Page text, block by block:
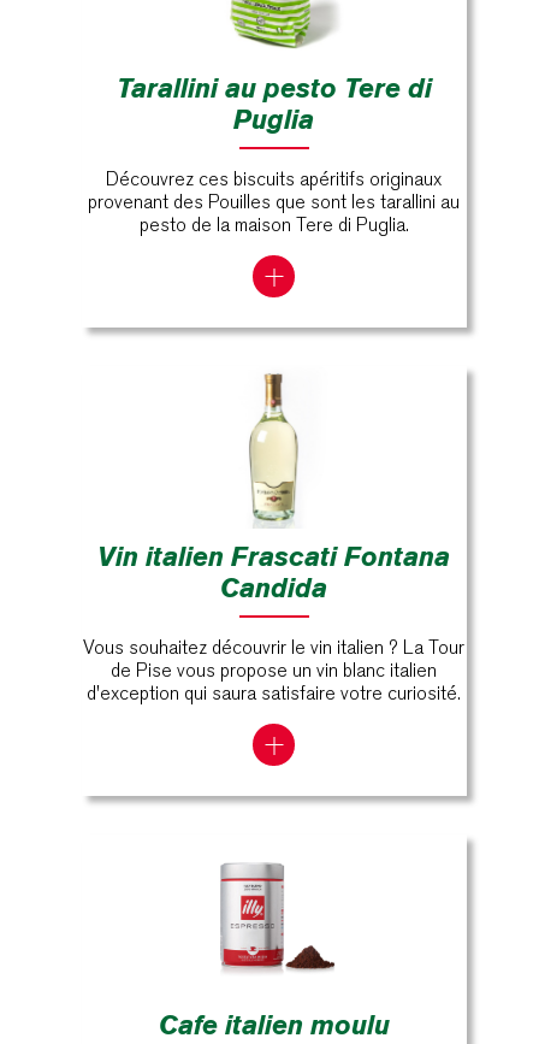
Tarallini au pesto Tere di
Puglia
Découvrez ces biscuits apéritifs originaux
provenant des Pouilles que sont les tarallini au
pesto de la maison Tere di Puglia.
Vin italien Frascati Fontana
Candida
Vous souhaitez découvrir le vin italien ? La Tour
de Pise vous propose un vin blanc italien
d'exception qui saura satisfaire votre curiosité.
Cafe italien moulu